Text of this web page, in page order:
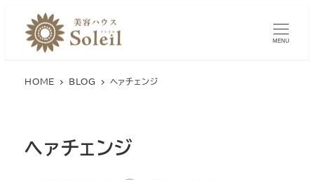
MENU
HOME BLOG ヘァチェンジ
ヘァチェンジ